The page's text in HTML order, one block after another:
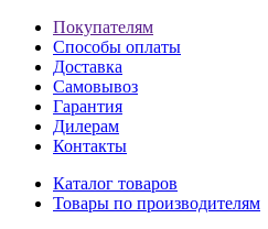
Покупателям
Способы оплаты
Доставка
Самовывоз
Гарантия
Дилерам
Контакты
Каталог товаров
Товары по производителям